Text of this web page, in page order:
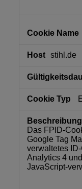
stihl.de
Das FPID-
Google Tag
verwaltetes
Analytics 4
JavaScript-